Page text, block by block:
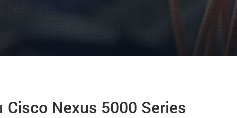
Nexus 5000 Series